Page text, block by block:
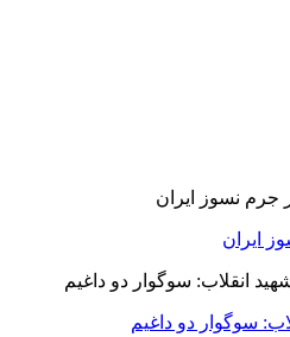
سوگوار دو داغیم